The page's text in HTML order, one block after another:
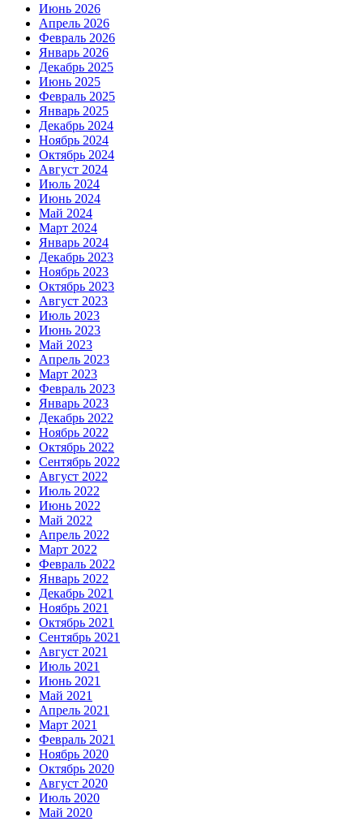
Июнь 2026
Апрель 2026
Февраль 2026
Январь 2026
Декабрь 2025
Июнь 2025
Февраль 2025
Январь 2025
Декабрь 2024
Ноябрь 2024
Октябрь 2024
Август 2024
Июль 2024
Июнь 2024
Май 2024
Март 2024
Январь 2024
Декабрь 2023
Ноябрь 2023
Октябрь 2023
Август 2023
Июль 2023
Июнь 2023
Май 2023
Апрель 2023
Март 2023
Февраль 2023
Январь 2023
Декабрь 2022
Ноябрь 2022
Октябрь 2022
Сентябрь 2022
Август 2022
Июль 2022
Июнь 2022
Май 2022
Апрель 2022
Март 2022
Февраль 2022
Январь 2022
Декабрь 2021
Ноябрь 2021
Октябрь 2021
Сентябрь 2021
Август 2021
Июль 2021
Июнь 2021
Май 2021
Апрель 2021
Март 2021
Февраль 2021
Ноябрь 2020
Октябрь 2020
Август 2020
Июль 2020
Май 2020